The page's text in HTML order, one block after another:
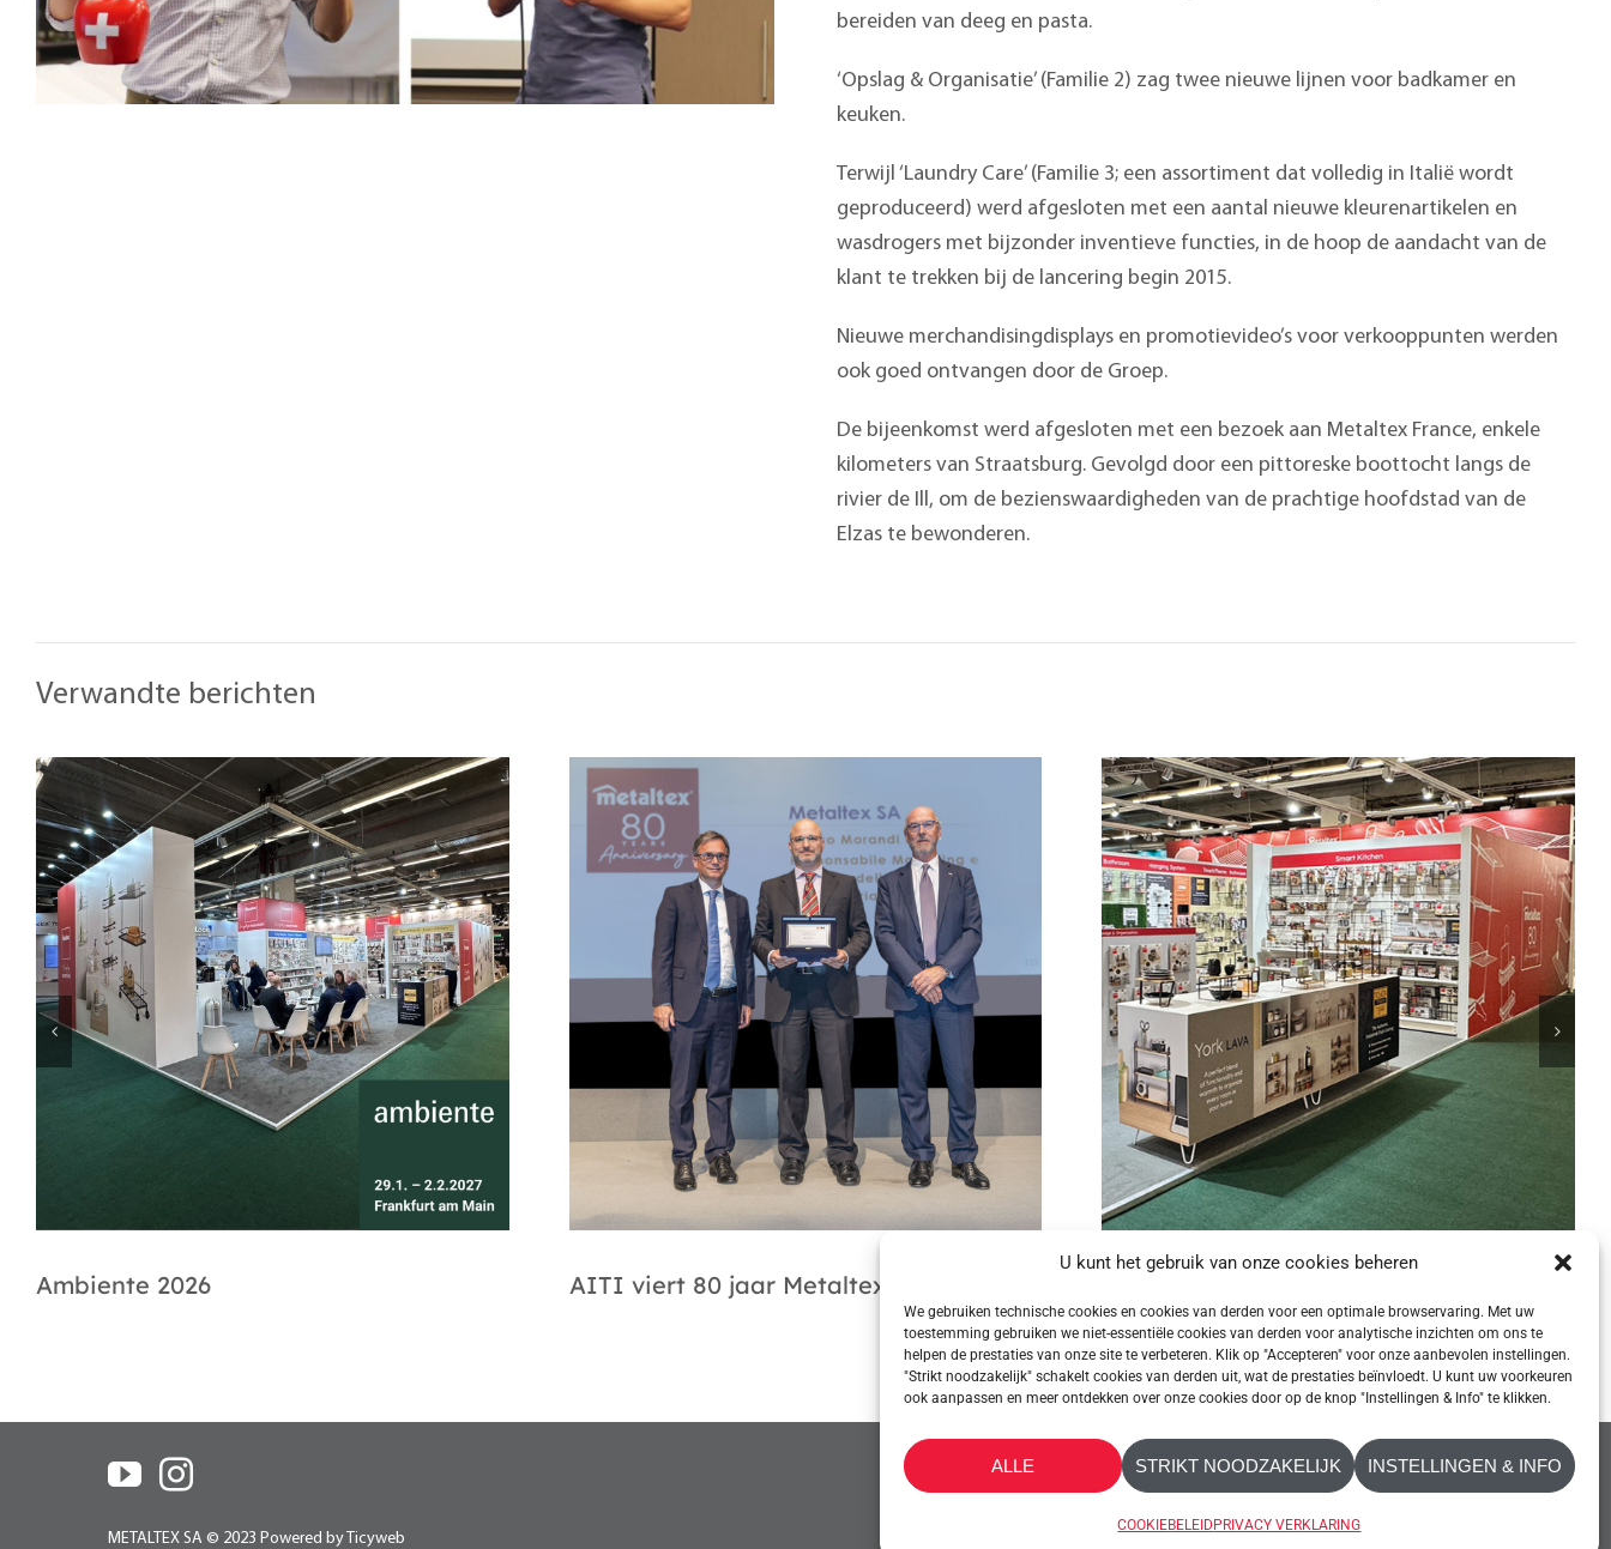
U kunt het gebruik van onze cookies beheren
We gebruiken technische cookies en cookies van derden voor een optimale browservaring. Met uw
toestemming gebruiken we niet-essentiële cookies van derden voor analytische inzichten om ons te
helpen de prestaties van onze site te verbeteren. Klik op "Accepteren" voor onze aanbevolen instellingen.
"Strikt noodzakelijk" schakelt cookies van derden uit, wat de prestaties beïnvloedt. U kunt uw voorkeuren
ook aanpassen en meer ontdekken over onze cookies door op de knop "Instellingen & Info" te klikken.
ALLE STRIKT NOODZAKELIJK INSTELLINGEN & INFO
COOKIEBELEIDPRIVACY VERKLARING
bereiden van deeg en pasta.
‘Opslag & Organisatie’ (Familie 2) zag twee nieuwe lijnen voor badkamer en
keuken.
Terwijl ‘Laundry Care’ (Familie 3; een assortiment dat volledig in Italië wordt
geproduceerd) werd afgesloten met een aantal nieuwe kleurenartikelen en
wasdrogers met bijzonder inventieve functies, in de hoop de aandacht van de
klant te trekken bij de lancering begin 2015.
Nieuwe merchandisingdisplays en promotievideo’s voor verkooppunten werden
ook goed ontvangen door de Groep.
De bijeenkomst werd afgesloten met een bezoek aan Metaltex France, enkele
kilometers van Straatsburg. Gevolgd door een pittoreske boottocht langs de
rivier de Ill, om de bezienswaardigheden van de prachtige hoofdstad van de
Elzas te bewonderen.
Verwandte berichten
Ambiente 2026 AITI viert 80 jaar Metaltex
METALTEX SA © 2023 Powered by Ticyweb
CONTACT OPNEMEN COOKIEBELEID PRIVACY VERKLARING
TOEGANKELIJKHEID